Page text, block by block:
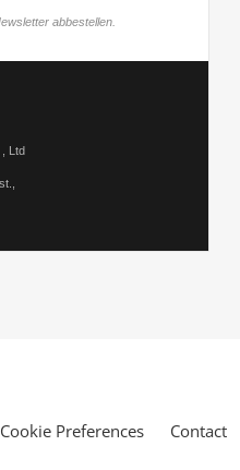
Cookie Preferences Contact